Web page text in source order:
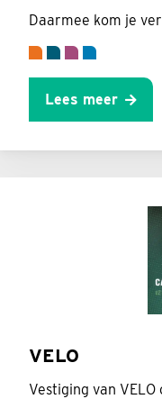
Daarmee kom je
Lees meer
VELO
Vestiging van VELO